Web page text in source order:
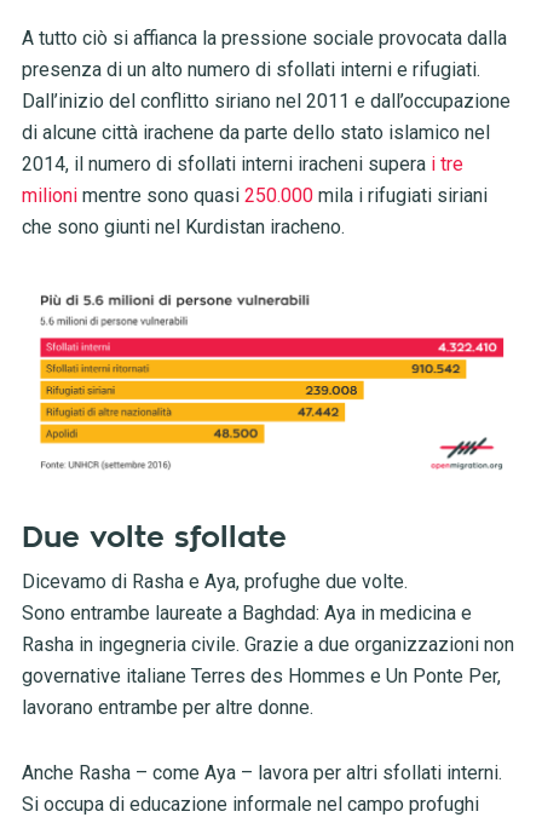
A tutto ciò si affianca la pressione sociale provocata dalla
presenza di un alto numero di sfollati interni e rifugiati.
Dall’inizio del conflitto siriano nel 2011 e dall’occupazione
di alcune città irachene da parte dello stato islamico nel
2014, il numero di sfollati interni iracheni supera i tre
milionimentre sono quasi 250.000mila i rifugiati siriani
che sono giunti nel Kurdistan iracheno.
Due volte sfollate
Dicevamo di Rasha e Aya, profughe due volte.
Sono entrambe laureate a Baghdad: Aya in medicina e
Rasha in ingegneria civile. Grazie a due organizzazioni non
governative italiane Terres des Hommes e Un Ponte Per,
lavorano entrambe per altre donne.
Anche Rasha – come Aya – lavora per altri sfollati interni.
Si occupa di educazione informale nel campo profughi